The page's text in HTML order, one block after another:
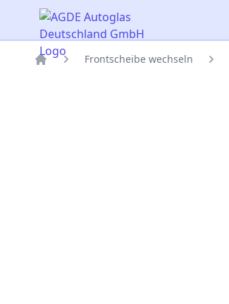
AGDE Autoglas Deutschland GmbH
Frontscheibe wechseln